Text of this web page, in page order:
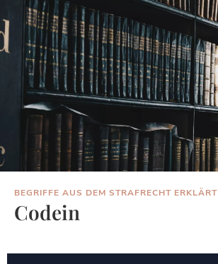
BEGRIFFE AUS DEM STRAFRECHT ERKLÄRT
Codein